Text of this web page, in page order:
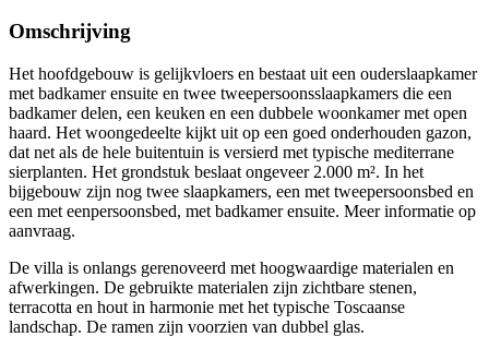
Omschrijving
Het hoofdgebouw is gelijkvloers en bestaat uit een ouderslaapkamer
met badkamer ensuite en twee tweepersoonsslaapkamers die een
badkamer delen, een keuken en een dubbele woonkamer met open
haard. Het woongedeelte kijkt uit op een goed onderhouden gazon,
dat net als de hele buitentuin is versierd met typische mediterrane
sierplanten. Het grondstuk beslaat ongeveer 2.000 m². In het
bijgebouw zijn nog twee slaapkamers, een met tweepersoonsbed en
een met eenpersoonsbed, met badkamer ensuite. Meer informatie op
aanvraag.
De villa is onlangs gerenoveerd met hoogwaardige materialen en
afwerkingen. De gebruikte materialen zijn zichtbare stenen,
terracotta en hout in harmonie met het typische Toscaanse
landschap. De ramen zijn voorzien van dubbel glas.